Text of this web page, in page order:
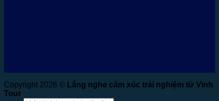
Copyright 2026 © Lắng nghe cảm xúc trải nghiệm từ Vinh
Tour